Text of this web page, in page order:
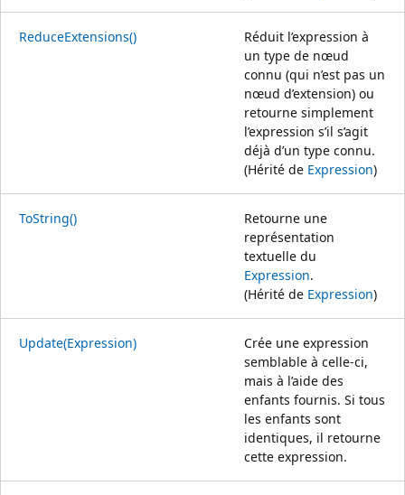
ReduceExtensions()
Réduit l’expression à
un type de nœud
connu (qui n’est pas un
nœud d’extension) ou
retourne simplement
l’expression s’il s’agit
déjà d’un type connu.
(Hérité de Expression)
ToString()
Retourne une
représentation
textuelle du
Expression.
(Hérité de Expression)
Update(Expression)
Crée une expression
semblable à celle-ci,
mais à l’aide des
enfants fournis. Si tous
les enfants sont
identiques, il retourne
cette expression.